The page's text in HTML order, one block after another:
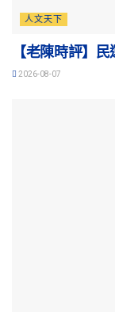
人文天下
【老陳時評】
2026-08-07